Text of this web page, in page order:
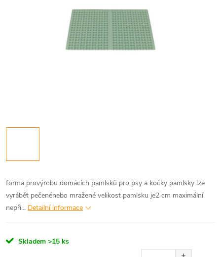
forma provýrobu domácích pamlsků pro psy a kočky pamlsky lze
vyrábět pečenénebo mražené velikost pamlsku je2 cm maximální
nepři... Detailní informace
Skladem >15 ks